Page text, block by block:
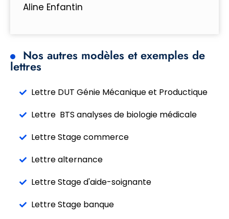
Aline Enfantin
Nos autres modèles et exemples de
lettres
Lettre DUT Génie Mécanique et Productique
Lettre BTS analyses de biologie médicale
Lettre Stage commerce
Lettre alternance
Lettre Stage d'aide-soignante
Lettre Stage banque